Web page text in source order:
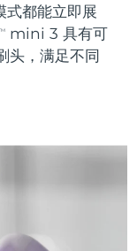
式都能立即展
mini 3 具有可
头，满足不同
go
for young skin
toothbrush
计送达日期8/15/26
计送达日期8/10/26
计送达日期8/14/26
计送达日期